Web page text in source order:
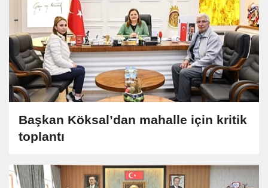
Başkan Köksal’dan mahalle için kritik
toplantı